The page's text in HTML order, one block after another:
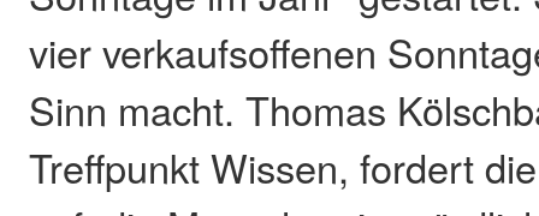
vier verkaufsoffenen
Sinn macht. Thomas
Treffpunkt Wissen, fordert